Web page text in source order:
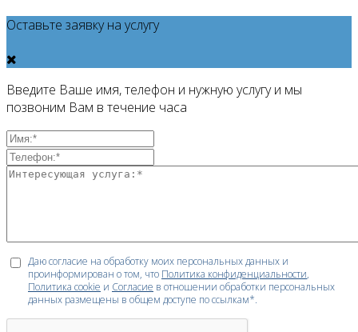
Оставьте заявку на услугу
Введите Ваше имя, телефон и нужную услугу и мы
позвоним Вам в течение часа
Даю согласие на обработку моих персональных данных и
проинформирован о том, что Политика конфиденциальности,
Политика cookie и Согласие в отношении обработки персональных
данных размещены в общем доступе по ссылкам*.